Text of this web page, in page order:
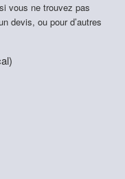
vous ne trouvez pas
devis, ou pour d’autres